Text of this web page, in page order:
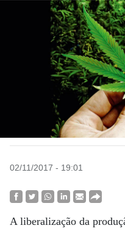
02/11/2017 - 19:01
A liberalização da